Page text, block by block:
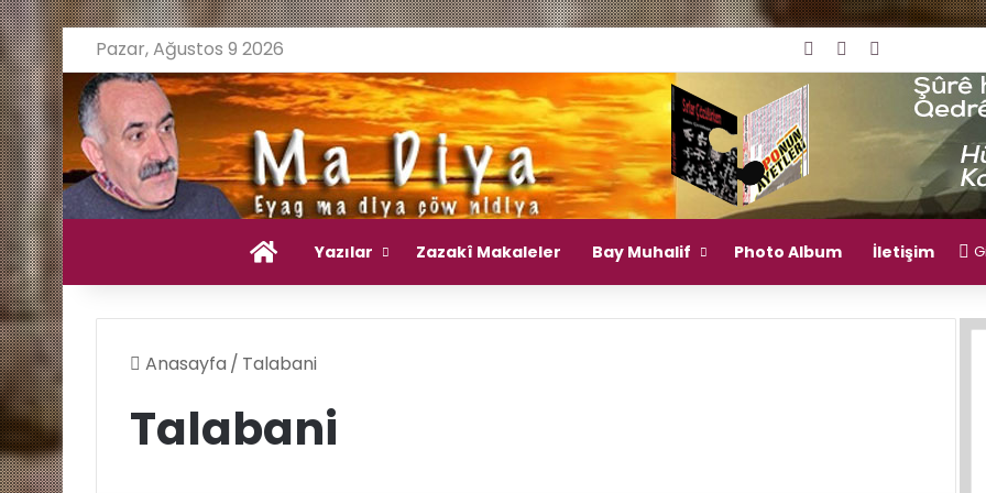
Pazar, Ağustos 9 2026 Giriş YapRastgele Makale
Ana Sayfa
Yazılar Zazakî Makaleler Bay Muhalif Photo Album İletişim
Anasayfa / Talabani
Talabani